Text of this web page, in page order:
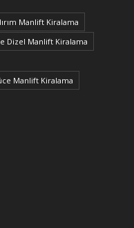
Manlift Kiralama
Dizel Manlift Kiralama
Manlift Kiralama